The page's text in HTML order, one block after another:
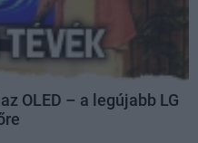
OLED – a legújabb LG